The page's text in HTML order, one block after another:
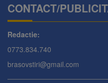
CONTACT/
Redactie:
0773.834.740
brasovstiri@gmail.com